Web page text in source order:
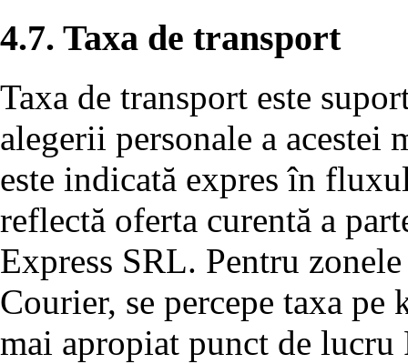
4.7. Taxa de transport
Taxa de transport este
alegerii personale a
este indicată expres în
reflectă oferta curentă a
Express SRL. Pentru
Courier, se percepe taxa
mai apropiat punct de